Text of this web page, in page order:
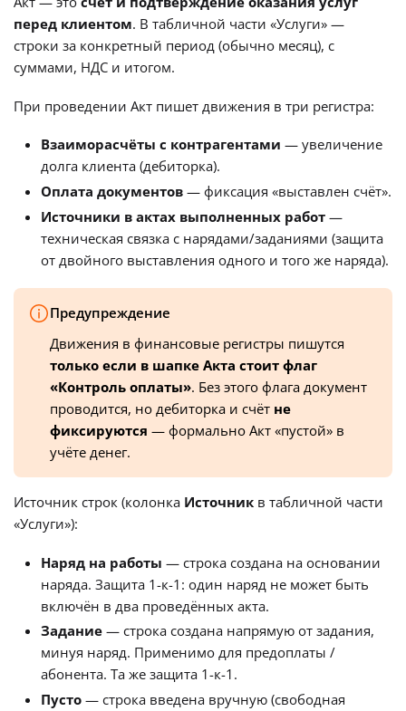
перед клиентом. В табличной части «Услуги» —
строки за конкретный период (обычно месяц), с
суммами, НДС и итогом.
При проведении Акт пишет движения в три регистра:
Взаиморасчёты с контрагентами — увеличение
долга клиента (дебиторка).
Оплата документов — фиксация «выставлен счёт».
Источники в актах выполненных работ —
техническая связка с нарядами/заданиями (защита
от двойного выставления одного и того же наряда).
Предупреждение
Движения в финансовые регистры пишутся
только если в шапке Акта стоит флаг
«Контроль оплаты». Без этого флага документ
проводится, но дебиторка и счёт не
фиксируются — формально Акт «пустой» в
учёте денег.
Источник строк (колонка Источник в табличной части
«Услуги»):
Наряд на работы — строка создана на основании
наряда. Защита 1-к-1: один наряд не может быть
включён в два проведённых акта.
Задание — строка создана напрямую от задания,
минуя наряд. Применимо для предоплаты /
абонента. Та же защита 1-к-1.
Пусто — строка введена вручную (свободная